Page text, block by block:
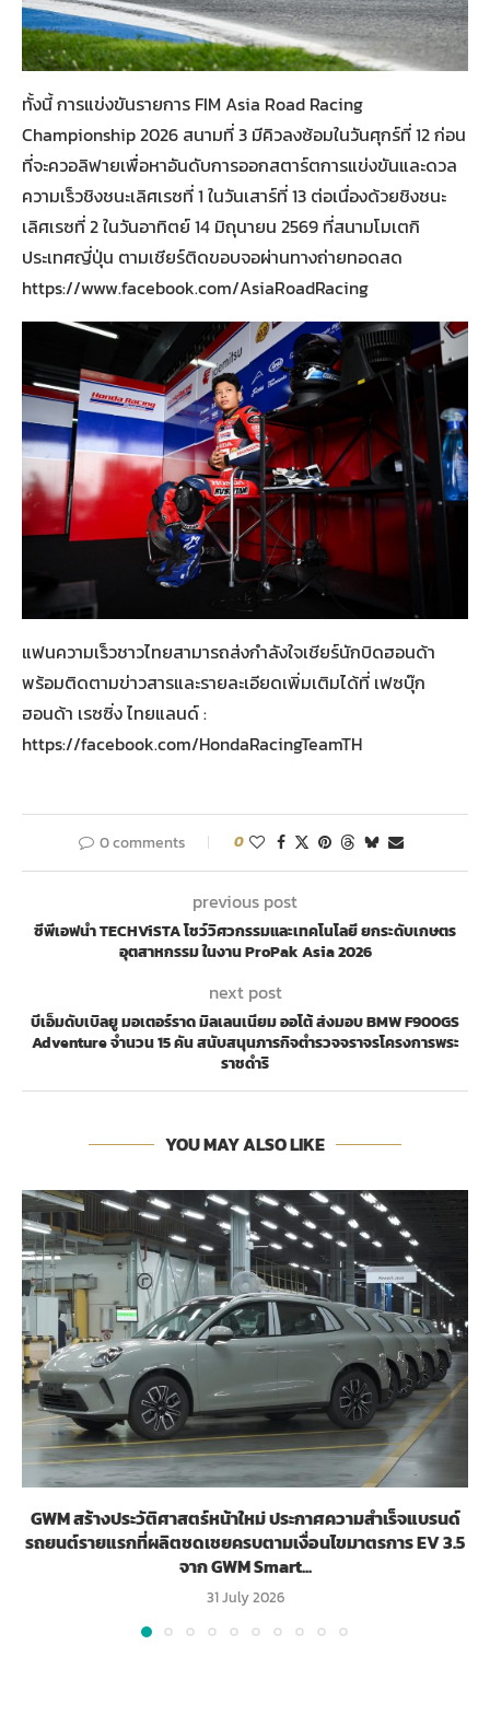
ทั้งนี้ การแข่งขันรายการ FIM Asia Road Racing
Championship 2026 สนามที่ 3 มีคิวลงซ้อมในวันศุกร์ที่ 12 ก่อน
ที่จะควอลิฟายเพื่อหาอันดับการออกสตาร์ตการแข่งขันและดวล
ความเร็วชิงชนะเลิศเรซที่ 1 ในวันเสาร์ที่ 13 ต่อเนื่องด้วยชิงชนะ
เลิศเรซที่ 2 ในวันอาทิตย์ 14 มิถุนายน 2569 ที่สนามโมเตกิ
ประเทศญี่ปุ่น ตามเชียร์ติดขอบจอผ่านทางถ่ายทอดสด
https://www.facebook.com/AsiaRoadRacing
แฟนความเร็วชาวไทยสามารถส่งกำลังใจเชียร์นักบิดฮอนด้า
พร้อมติดตามข่าวสารและรายละเอียดเพิ่มเติมได้ที่ เฟซบุ๊ก
ฮอนด้า เรซซิ่ง ไทยแลนด์ :
https://facebook.com/HondaRacingTeamTH
0 comments 0
previous post
ซีพีเอฟนำ TECHViSTA โชว์วิศวกรรมและเทคโนโลยี ยกระดับเกษตร
อุตสาหกรรม ในงาน ProPak Asia 2026
next post
บีเอ็มดับเบิลยู มอเตอร์ราด มิลเลนเนียม ออโต้ ส่งมอบ BMW F900GS
Adventure จำนวน 15 คัน สนับสนุนภารกิจตำรวจจราจรโครงการพระ
ราชดำริ
YOU MAY ALSO LIKE
GWM สร้างประวัติศาสตร์หน้าใหม่ ประกาศความสำเร็จแบรนด์
รถยนต์รายแรกที่ผลิตชดเชยครบตามเงื่อนไขมาตรการ EV 3.5
จาก GWM Smart...
31 July 2026